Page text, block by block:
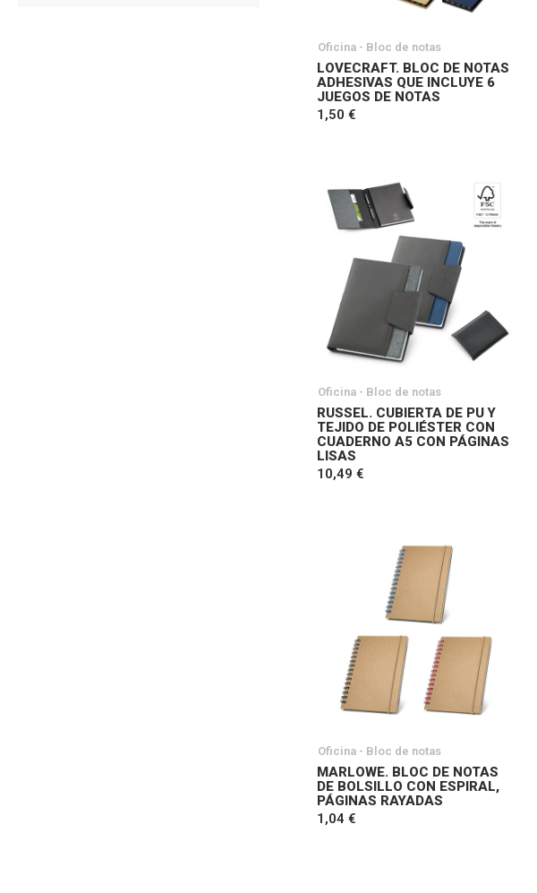
Oficina - Bloc de notas
LOVECRAFT. BLOC DE NOTAS
ADHESIVAS QUE INCLUYE 6
JUEGOS DE NOTAS
1,50 €
Oficina - Bloc de notas
RUSSEL. CUBIERTA DE PU Y
TEJIDO DE POLIÉSTER CON
CUADERNO A5 CON PÁGINAS
LISAS
10,49 €
Oficina - Bloc de notas
MARLOWE. BLOC DE NOTAS
DE BOLSILLO CON ESPIRAL,
PÁGINAS RAYADAS
1,04 €